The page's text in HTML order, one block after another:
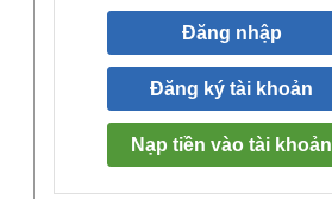
Đăng nhập
Đăng ký tài khoản
Nạp tiền vào tài khoản